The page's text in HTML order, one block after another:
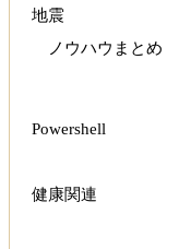
地震
ノウハウまとめ
Powershell
健康関連